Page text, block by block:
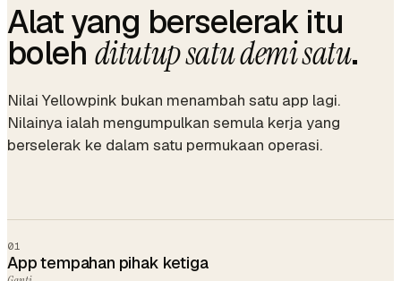
Alat yang berselerak itu
boleh ditutup satu demi satu.
Nilai Yellowpink bukan menambah satu app lagi.
Nilainya ialah mengumpulkan semula kerja yang
berselerak ke dalam satu permukaan operasi.
01
App tempahan pihak ketiga